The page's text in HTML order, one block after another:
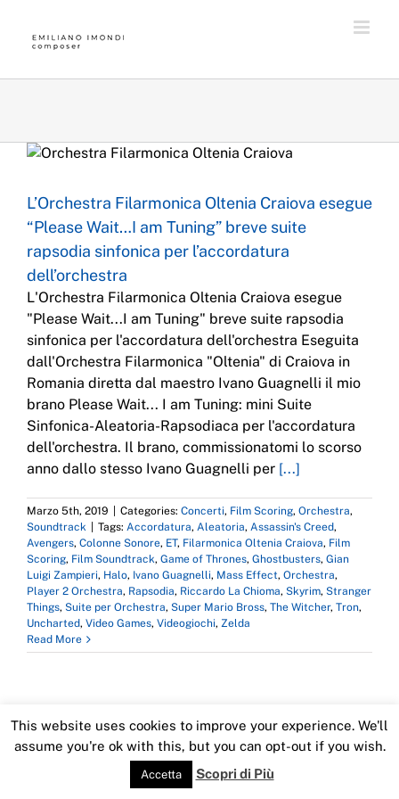
content
L’Orchestra Filarmonica Oltenia Craiova esegue
“Please Wait…I am Tuning” breve suite
rapsodia sinfonica per l’accordatura
dell’orchestra
L'Orchestra Filarmonica Oltenia Craiova esegue
"Please Wait...I am Tuning" breve suite rapsodia
sinfonica per l'accordatura dell'orchestra Eseguita
dall'Orchestra Filarmonica "Oltenia" di Craiova in
Romania diretta dal maestro Ivano Guagnelli il mio
brano Please Wait... I am Tuning: mini Suite
Sinfonica-Aleatoria-Rapsodiaca per l'accordatura
dell'orchestra. Il brano, commissionatomi lo scorso
anno dallo stesso Ivano Guagnelli per [...]
Marzo 5th, 2019 Categories: Concerti, Film Scoring, Orchestra,
Soundtrack
Tags: Accordatura, Aleatoria, Assassin's Creed,
Avengers, Colonne Sonore, ET, Filarmonica Oltenia Craiova, Film
Scoring, Film Soundtrack, Game of Thrones, Ghostbusters, Gian
Luigi Zampieri, Halo, Ivano Guagnelli, Mass Effect, Orchestra,
Player 2 Orchestra, Rapsodia, Riccardo La Chioma, Skyrim, Stranger
Things, Suite per Orchestra, Super Mario Bross, The Witcher, Tron,
Uncharted, Video Games, Videogiochi, Zelda
Read More
Copyright 2016 Imondi Emiliano | All Rights Reserved
Instagram
Facebook
X YouTubeSoundCloud
This website uses cookies to improve your experience. We'll
assume you're ok with this, but you can opt-out if you wish.
Accetta Scopri di Più